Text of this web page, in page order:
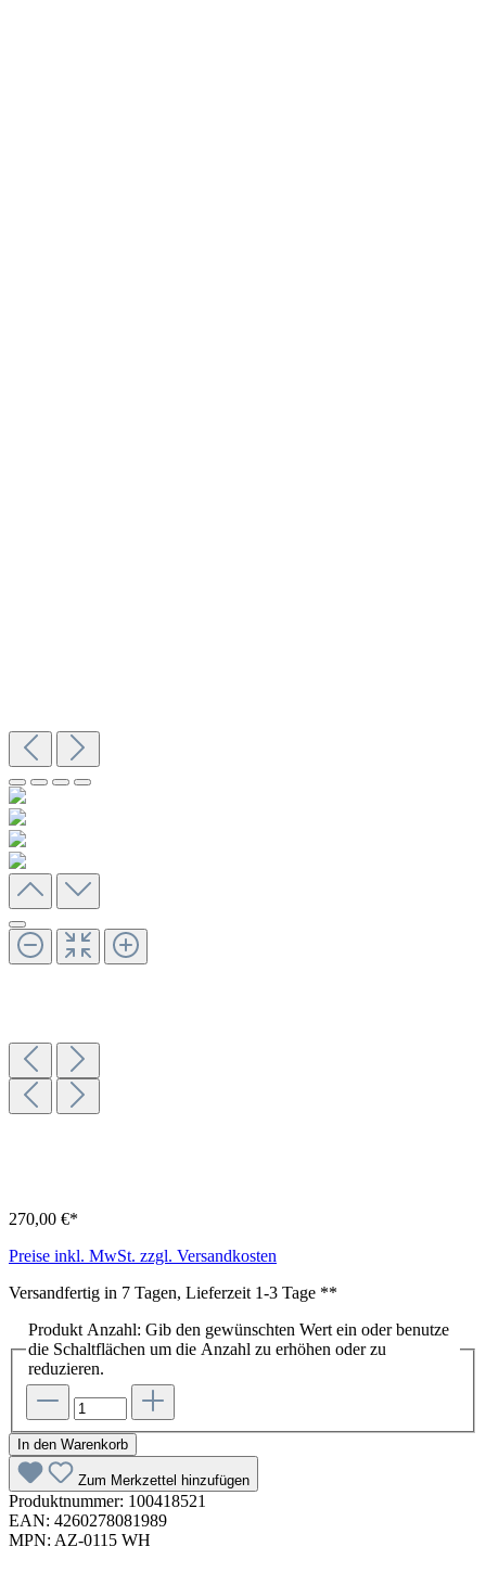
270,00 €*
Preise inkl. MwSt. zzgl. Versandkosten
Versandfertig in 7 Tagen, Lieferzeit 1-3 Tage **
Produkt Anzahl: Gib den gewünschten Wert ein oder benutze
die Schaltflächen um die Anzahl zu erhöhen oder zu
reduzieren.
In den Warenkorb
Zum Merkzettel hinzufügen
Produktnummer: 100418521
EAN: 4260278081989
MPN: AZ-0115 WH